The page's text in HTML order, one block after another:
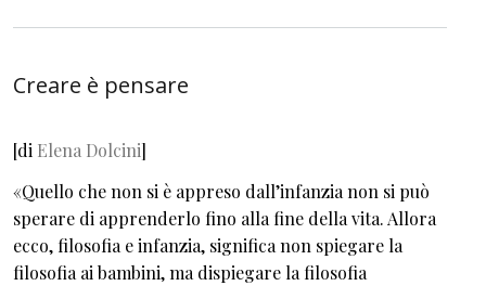
Creare è pensare
[di Elena Dolcini]
«Quello che non si è appreso dall’infanzia non si può
sperare di apprenderlo fino alla fine della vita. Allora
ecco, filosofia e infanzia, significa non spiegare la
filosofia ai bambini, ma dispiegare la filosofia